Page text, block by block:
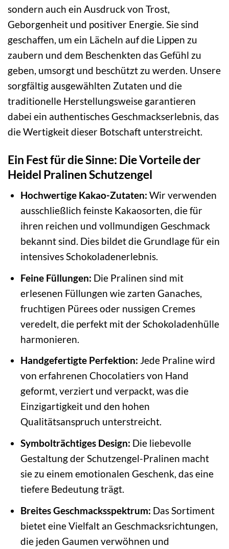
sondern auch ein Ausdruck von Trost,
Geborgenheit und positiver Energie. Sie sind
geschaffen, um ein Lächeln auf die Lippen zu
zaubern und dem Beschenkten das Gefühl zu
geben, umsorgt und beschützt zu werden. Unsere
sorgfältig ausgewählten Zutaten und die
traditionelle Herstellungsweise garantieren
dabei ein authentisches Geschmackserlebnis, das
die Wertigkeit dieser Botschaft unterstreicht.
Ein Fest für die Sinne: Die Vorteile der
Heidel Pralinen Schutzengel
Hochwertige Kakao-Zutaten: Wir verwenden
ausschließlich feinste Kakaosorten, die für
ihren reichen und vollmundigen Geschmack
bekannt sind. Dies bildet die Grundlage für ein
intensives Schokoladenerlebnis.
Feine Füllungen: Die Pralinen sind mit
erlesenen Füllungen wie zarten Ganaches,
fruchtigen Pürees oder nussigen Cremes
veredelt, die perfekt mit der Schokoladenhülle
harmonieren.
Handgefertigte Perfektion: Jede Praline wird
von erfahrenen Chocolatiers von Hand
geformt, verziert und verpackt, was die
Einzigartigkeit und den hohen
Qualitätsanspruch unterstreicht.
Symbolträchtiges Design: Die liebevolle
Gestaltung der Schutzengel-Pralinen macht
sie zu einem emotionalen Geschenk, das eine
tiefere Bedeutung trägt.
Breites Geschmacksspektrum: Das Sortiment
bietet eine Vielfalt an Geschmacksrichtungen,
die jeden Gaumen verwöhnen und